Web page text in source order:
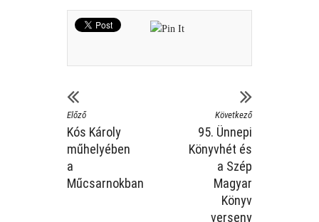
Előző
Kós Károly
műhelyében
a
Műcsarnokban
Következő
95. Ünnepi
Könyvhét és
a Szép
Magyar
Könyv
verseny